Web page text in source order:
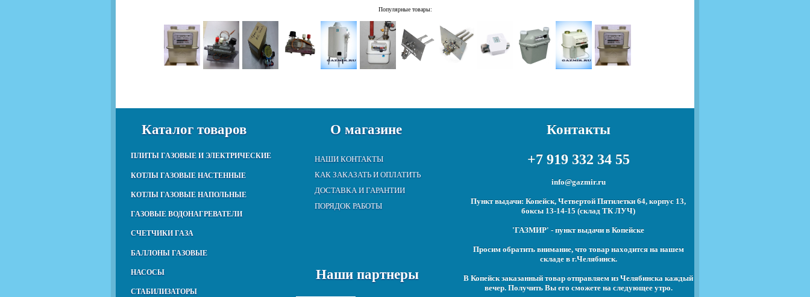
Популярные товары:
Каталог товаров
ПЛИТЫ ГАЗОВЫЕ И ЭЛЕКТРИЧЕСКИЕ
КОТЛЫ ГАЗОВЫЕ НАСТЕННЫЕ
КОТЛЫ ГАЗОВЫЕ НАПОЛЬНЫЕ
ГАЗОВЫЕ ВОДОНАГРЕВАТЕЛИ
СЧЕТЧИКИ ГАЗА
БАЛЛОНЫ ГАЗОВЫЕ
НАСОСЫ
СТАБИЛИЗАТОРЫ
О магазине
НАШИ КОНТАКТЫ
КАК ЗАКАЗАТЬ И ОПЛАТИТЬ
ДОСТАВКА И ГАРАНТИИ
ПОРЯДОК РАБОТЫ
Наши партнеры
Контакты
+7 919 332 34 55
info@gazmir.ru
Пункт выдачи: Копейск, Четвертой Пятилетки 64, корпус 13,
боксы 13-14-15 (склад ТК ЛУЧ)
'ГАЗМИР' - пункт выдачи в Копейске
Просим обратить внимание, что товар находится на нашем
складе в г.Челябинск.
В Копейск заказанный товар отправляем из Челябинска каждый
вечер. Получить Вы его сможете на следующее утро.